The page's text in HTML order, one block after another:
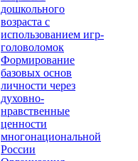
дошкольного
возраста с
использованием игр-
головоломок
Формирование
базовых основ
личности через
духовно-
нравственные
ценности
многонациональной
России